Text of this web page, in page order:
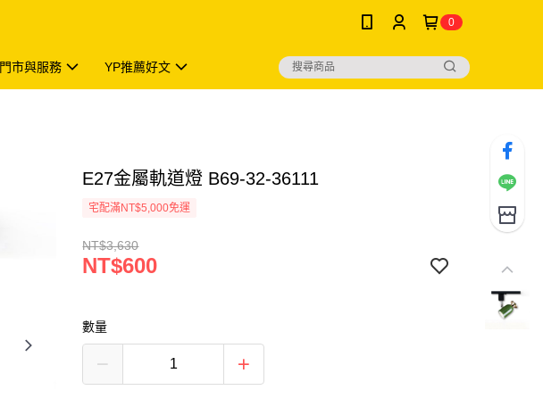
0
門市與服務 YP推薦好文
E27金屬軌道燈 B69-32-36111
宅配滿NT$5,000免運
NT$3,630
NT$600
數量